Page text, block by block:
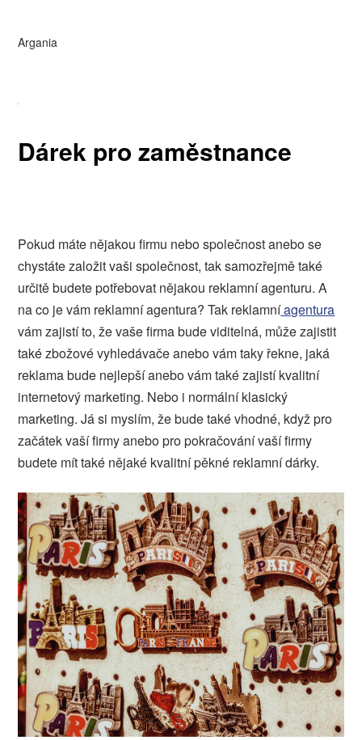
Argania
Dárek pro zaměstnance
Pokud máte nějakou firmu nebo společnost anebo se
chystáte založit vaši společnost, tak samozřejmě také
určitě budete potřebovat nějakou reklamní agenturu. A
na co je vám reklamní agentura? Tak reklamníagentura
vám zajistí to, že vaše firma bude viditelná, může zajistit
také zbožové vyhledávače anebo vám taky řekne, jaká
reklama bude nejlepší anebo vám také zajistí kvalitní
internetový marketing. Nebo i normální klasický
marketing. Já si myslím, že bude také vhodné, když pro
začátek vaší firmy anebo pro pokračování vaší firmy
budete mít také nějaké kvalitní pěkné reklamní dárky.